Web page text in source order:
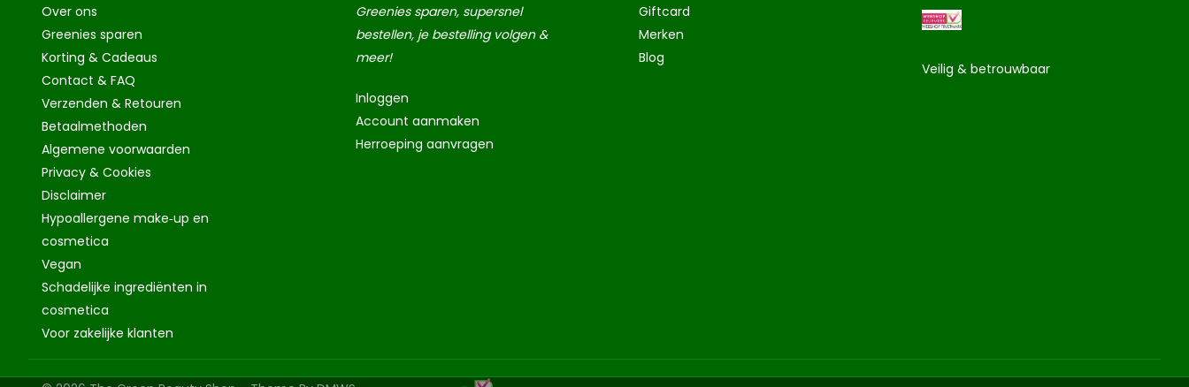
Over ons
Greenies sparen
Korting & Cadeaus
Contact & FAQ
Verzenden & Retouren
Betaalmethoden
Algemene voorwaarden
Privacy & Cookies
Disclaimer
Hypoallergene make‑up en
cosmetica
Vegan
Schadelijke ingrediënten in
cosmetica
Voor zakelijke klanten
Greenies sparen, supersnel
bestellen, je bestelling volgen &
meer!
Inloggen
Account aanmaken
Herroeping aanvragen
Giftcard
Merken
Blog
Veilig & betrouwbaar